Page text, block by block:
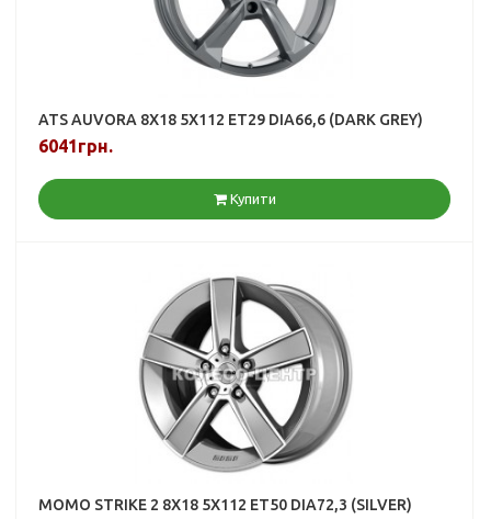
ATS AUVORA 8X18 5X112 ET29 DIA66,6 (DARK GREY)
6041грн.
Купити
MOMO STRIKE 2 8X18 5X112 ET50 DIA72,3 (SILVER)